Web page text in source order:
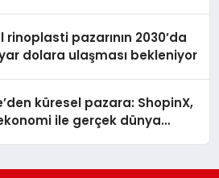
rinoplasti pazarının 2030’da
dolara ulaşması bekleniyor
küresel pazara: ShopinX,
ile gerçek dünya